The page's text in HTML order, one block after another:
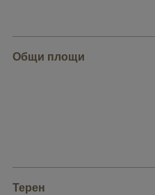
Общи площи
Терен